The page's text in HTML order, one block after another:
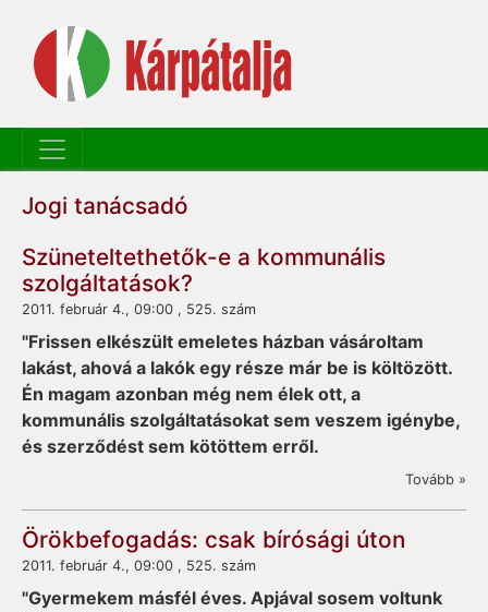
Jogi tanácsadó
Szüneteltethetők-e a kommunális
szolgáltatások?
2011. február 4., 09:00 , 525. szám
"Frissen elkészült emeletes házban vásároltam
lakást, ahová a lakók egy része már be is költözött.
Én magam azonban még nem élek ott, a
kommunális szolgáltatásokat sem veszem igénybe,
és szerződést sem kötöttem erről.
Tovább »
Örökbefogadás: csak bírósági úton
2011. február 4., 09:00 , 525. szám
"Gyermekem másfél éves. Apjával sosem voltunk